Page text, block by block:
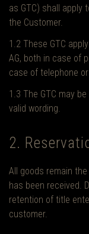
as GTC) shall apply
the Customer.
1.2 These GTC
AG, both in case of
case of telephone
1.3 The GTC may
valid wording.
2.
All goods remain
has been received.
retention of title
customer.